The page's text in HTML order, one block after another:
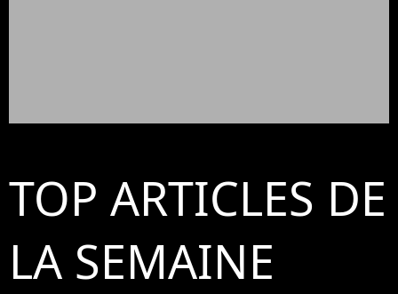
TOP ARTICLES DE
LA SEMAINE